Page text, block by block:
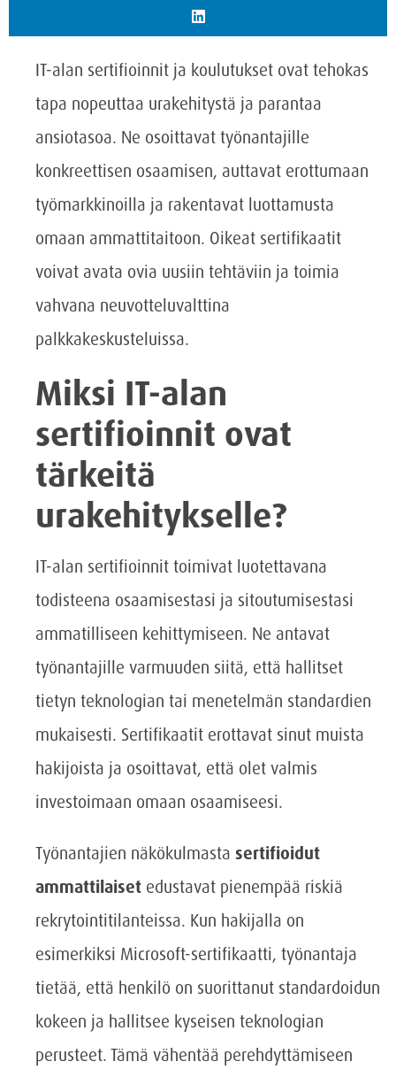
IT-alan sertifioinnit ja koulutukset ovat tehokas
tapa nopeuttaa urakehitystä ja parantaa
ansiotasoa. Ne osoittavat työnantajille
konkreettisen osaamisen, auttavat erottumaan
työmarkkinoilla ja rakentavat luottamusta
omaan ammattitaitoon. Oikeat sertifikaatit
voivat avata ovia uusiin tehtäviin ja toimia
vahvana neuvotteluvalttina
palkkakeskusteluissa.
Miksi IT-alan
sertifioinnit ovat
tärkeitä
urakehitykselle?
IT-alan sertifioinnit toimivat luotettavana
todisteena osaamisestasi ja sitoutumisestasi
ammatilliseen kehittymiseen. Ne antavat
työnantajille varmuuden siitä, että hallitset
tietyn teknologian tai menetelmän standardien
mukaisesti. Sertifikaatit erottavat sinut muista
hakijoista ja osoittavat, että olet valmis
investoimaan omaan osaamiseesi.
Työnantajien näkökulmasta sertifioidut
ammattilaiset edustavat pienempää riskiä
rekrytointitilanteissa. Kun hakijalla on
esimerkiksi Microsoft-sertifikaatti, työnantaja
tietää, että henkilö on suorittanut standardoidun
kokeen ja hallitsee kyseisen teknologian
perusteet. Tämä vähentää perehdyttämiseen